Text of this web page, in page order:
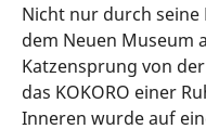
Nicht nur durch seine
dem Neuen Museum
Katzensprung von
das KOKORO einer
Inneren wurde auf